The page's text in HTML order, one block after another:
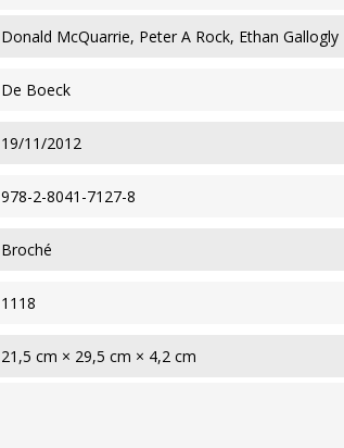
Donald McQuarrie, Peter A Rock, Ethan Gallogly
De Boeck
19/11/2012
978-2-8041-7127-8
Broché
1118
21,5 cm × 29,5 cm × 4,2 cm